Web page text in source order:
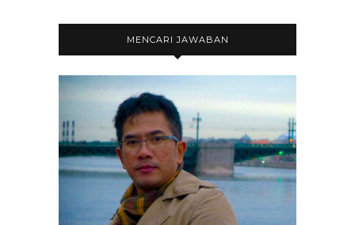
MENCARI JAWABAN